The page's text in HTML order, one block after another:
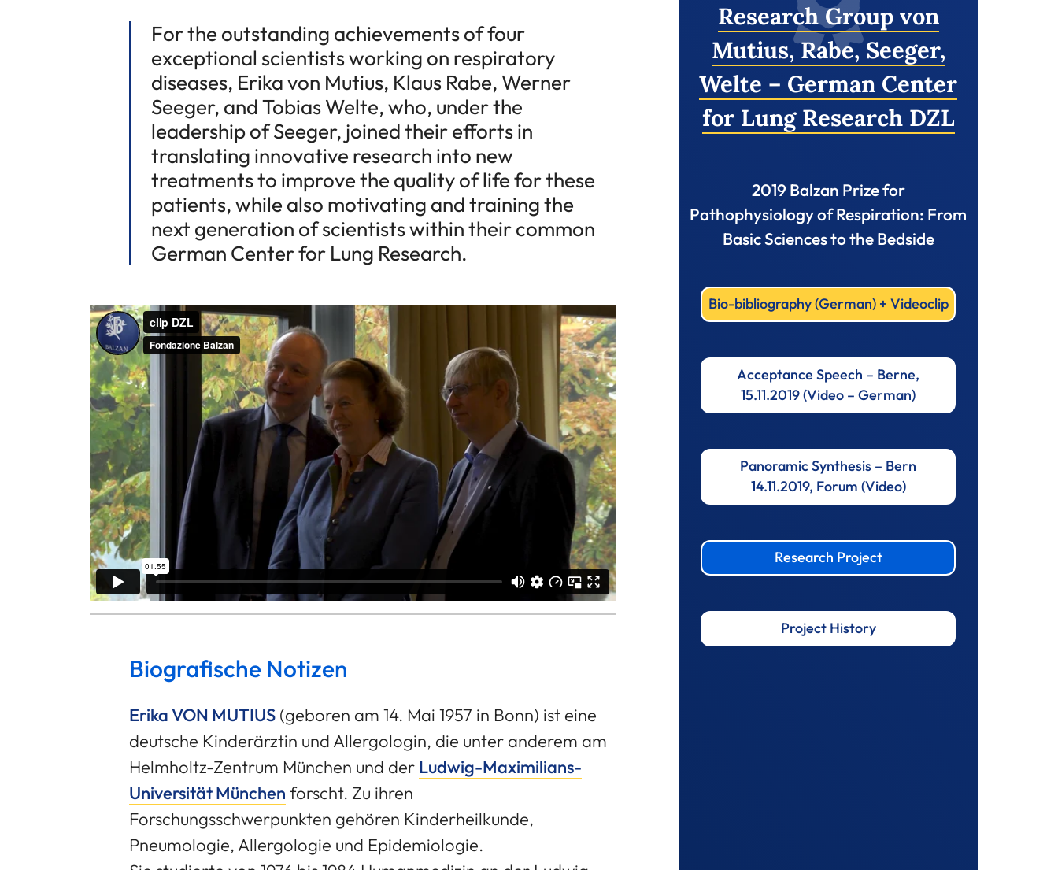
For the outstanding achievements of four
exceptional scientists working on respiratory
diseases, Erika von Mutius, Klaus Rabe, Werner
Seeger, and Tobias Welte, who, under the
leadership of Seeger, joined their efforts in
translating innovative research into new
treatments to improve the quality of life for these
patients, while also motivating and training the
next generation of scientists within their common
German Center for Lung Research.
Biografische Notizen
Erika VON MUTIUS (geboren am 14. Mai 1957 in Bonn) ist eine
deutsche Kinderärztin und Allergologin, die unter anderem am
Helmholtz-Zentrum München und der Ludwig-Maximilians-
Universität München forscht. Zu ihren
Forschungsschwerpunkten gehören Kinderheilkunde,
Pneumologie, Allergologie und Epidemiologie.
Research Group von
Mutius, Rabe, Seeger,
Welte – German Center
for Lung Research DZL
2019 Balzan Prize for
Pathophysiology of Respiration: From
Basic Sciences to the Bedside
Bio-bibliography (German) + Videoclip
Acceptance Speech – Berne,
15.11.2019 (Video – German)
Panoramic Synthesis – Bern
14.11.2019, Forum (Video)
Research Project
Project History